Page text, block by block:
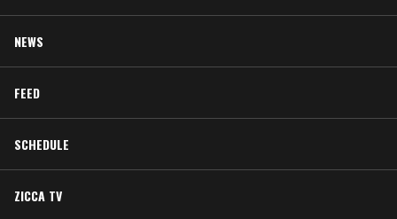
NEWS
FEED
SCHEDULE
ZICCA TV